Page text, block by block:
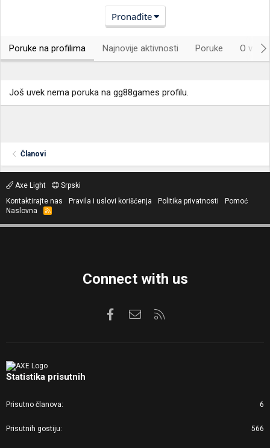
Pronađite
Poruke na profilima Najnovije aktivnosti Poruke O
Još uvek nema poruka na gg88games profilu.
Članovi
Axe Light
Srpski
Kontaktirajte nas
Pravila i uslovi korišćenja Politika privatnosti
Pomoć
Naslovna
R
S
Connect with us
FacebookKontaktirajte nas
Statistika prisutnih
Prisutno članova 6
Prisutnih gostiju 566